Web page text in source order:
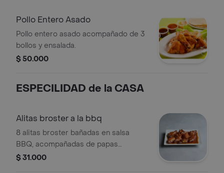
Pollo Entero Asado
Pollo entero asado acompañado de 3
bollos y ensalada.
$ 50.000
ESPECILIDAD de la CASA
Alitas broster a la bbq
8 alitas broster bañadas en salsa
BBQ, acompañadas de papas
francesas.
$ 31.000